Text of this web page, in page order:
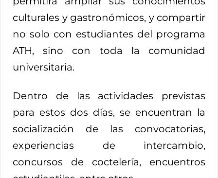
culturales y gastronómicos, y compartir
no solo con estudiantes del programa
ATH, sino con toda la comunidad
universitaria.
Dentro de las actividades previstas
para estos dos días, se encuentran la
socialización de las convocatorias,
experiencias de intercambio,
concursos de coctelería, encuentros